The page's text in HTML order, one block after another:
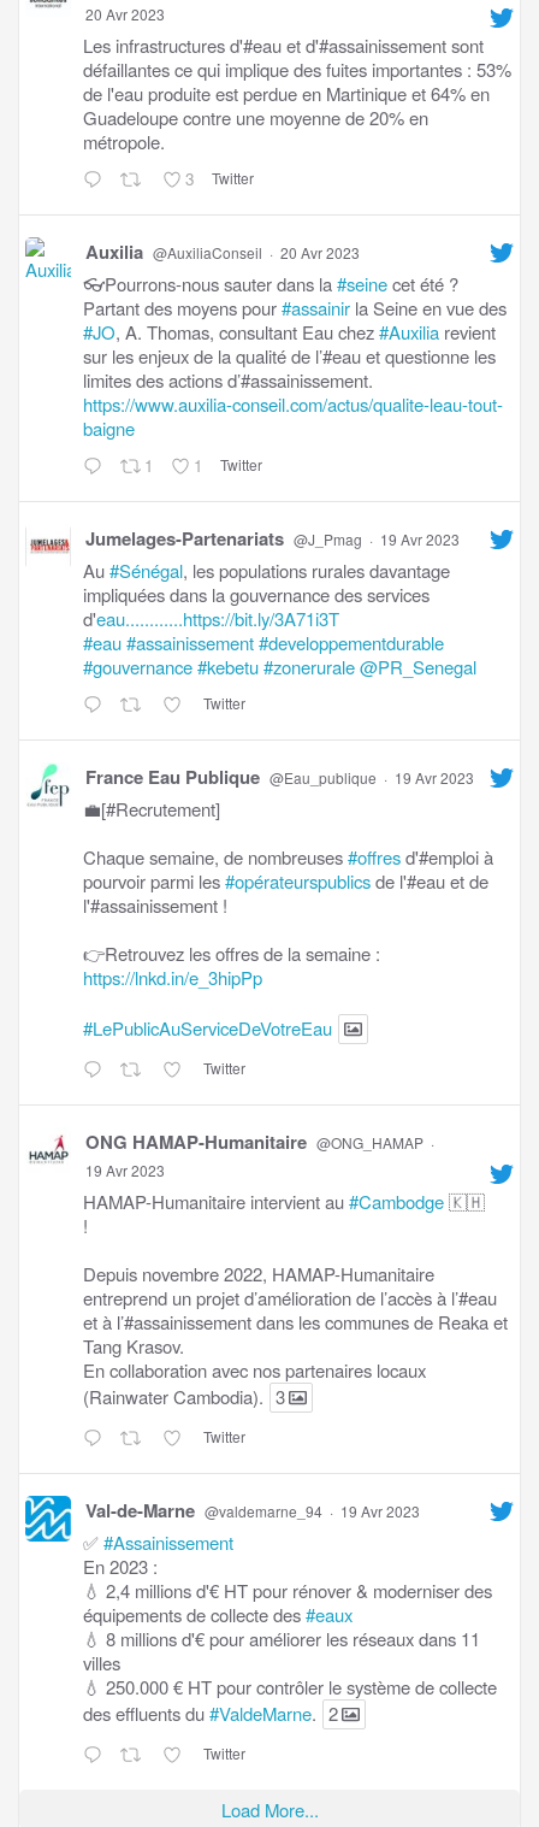
20 Avr 2023
Les infrastructures d'#eau et d'#assainissement sont
défaillantes ce qui implique des fuites importantes : 53%
de l'eau produite est perdue en Martinique et 64% en
Guadeloupe contre une moyenne de 20% en
métropole.
3 Twitter
Auxilia @AuxiliaConseil · 20 Avr 2023
👓Pourrons-nous sauter dans la#seinecet été ?
Partant des moyens pour#assainir la Seine en vue des
#JO, A. Thomas, consultant Eau chez#Auxilia revient
sur les enjeux de la qualité de l’#eau et questionne les
limites des actions d’#assainissement.
https://www.auxilia-conseil.com/actus/qualite-leau-tout-
baigne
1 1 Twitter
Jumelages-Partenariats @J_Pmag · 19 Avr 2023
Au#Sénégal, les populations rurales davantage
impliquées dans la gouvernance des services
d'eau............https://bit.ly/3A71i3T
#eau#assainissement#developpementdurable
#gouvernance#kebetu#zonerurale@PR_Senegal
Twitter
France Eau Publique @Eau_publique · 19 Avr 2023
💼[#Recrutement]
Chaque semaine, de nombreuses#offresd'#emploi à
pourvoir parmi les#opérateurspublicsde l'#eau et de
l'#assainissement !
👉Retrouvez les offres de la semaine :
https://lnkd.in/e_3hipPp
#LePublicAuServiceDeVotreEau
Twitter
ONG HAMAP-Humanitaire @ONG_HAMAP ·
19 Avr 2023
HAMAP-Humanitaire intervient au#Cambodge🇰🇭
!
Depuis novembre 2022, HAMAP-Humanitaire
entreprend un projet d’amélioration de l’accès à l’#eau
et à l’#assainissement dans les communes de Reaka et
Tang Krasov.
En collaboration avec nos partenaires locaux
(Rainwater Cambodia). 3
Twitter
Val-de-Marne @valdemarne_94 · 19 Avr 2023
✅#Assainissement
En 2023 :
💧 2,4 millions d'€ HT pour rénover & moderniser des
équipements de collecte des#eaux
💧 8 millions d'€ pour améliorer les réseaux dans 11
villes
💧 250.000 € HT pour contrôler le système de collecte
des effluents du#ValdeMarne. 2
Twitter
Load More...